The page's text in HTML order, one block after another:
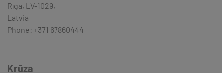
Rīga, LV-1029,
Latvia
Phone: +371 67860444
Krūza